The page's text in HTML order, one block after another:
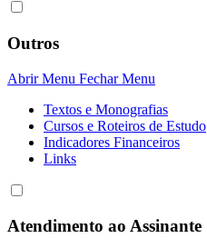
Outros
Abrir Menu Fechar Menu
Textos e Monografias
Cursos e Roteiros de Estudo
Indicadores Financeiros
Links
Atendimento ao Assinante